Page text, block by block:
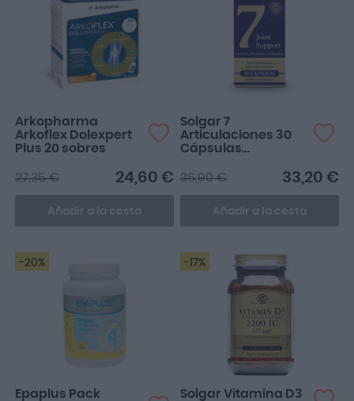
Arkopharma
Arkoflex Dolexpert
Plus 20 sobres
24,60 €
27,35 €
Añadir a la cesta
Solgar 7
Articulaciones 30
Cápsulas
33,20 €
36,90 €
Añadir a la cesta
-20%
Epaplus Pack
-17%
Solgar Vitamina D3